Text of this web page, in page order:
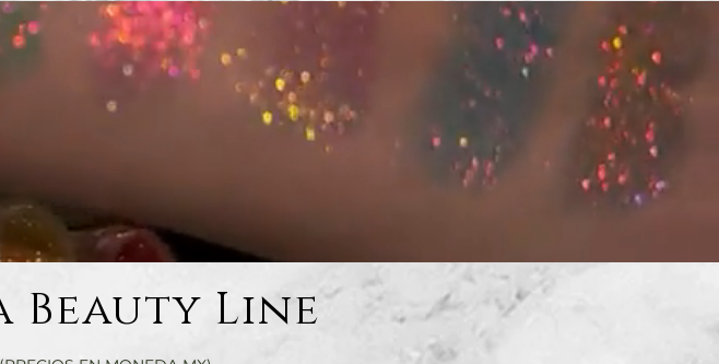
Line